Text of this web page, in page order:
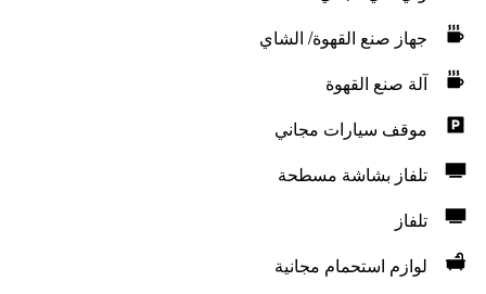
جهاز صنع القهوة/ الشاي
آلة صنع القهوة
موقف سيارات مجاني
تلفاز بشاشة مسطحة
تلفاز
لوازم استحمام مجانية